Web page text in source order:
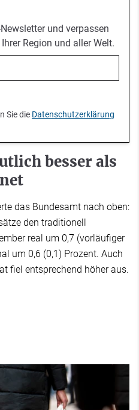
und verpassen
Region und aller Welt.
Sie die Datenschutzerklärung
besser als
das Bundesamt nach oben:
den traditionell
real um 0,7 (vorläufiger
um 0,6 (0,1) Prozent. Auch
fiel entsprechend höher aus.